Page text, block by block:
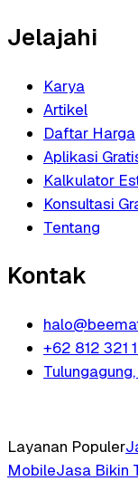
Jelajahi
Karya
Artikel
Daftar Harga
Aplikasi
Kalkulator
Konsultasi
Tentang
Kontak
+62 812 321
Layanan Populer
MobileJasa Bikin